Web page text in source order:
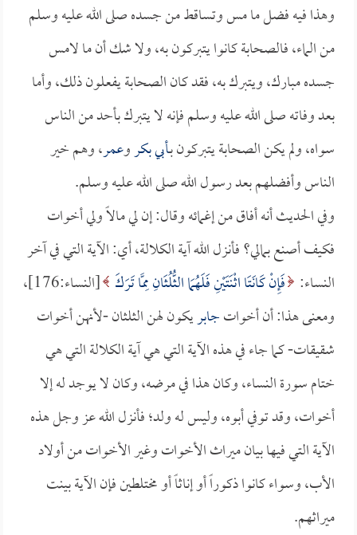
وهذا فيه فضل ما مس وتساقط من جسده صلى الله عليه وسلم
من الماء، فالصحابة كانوا يتبركون به، ولا شك أن ما لامس
جسده مبارك، ويتبرك به، فقد كان الصحابة يفعلون ذلك، وأما
بعد وفاته صلى الله عليه وسلم فإنه لا يتبرك بأحد من الناس
سواه، ولم يكن الصحابة يتبركون بـأبي بكروعمر، وهم خير
الناس وأفضلهم بعد رسول الله صلى الله عليه وسلم.
وفي الحديث أنه أفاق من إغمائه وقال: إن لي مالاً ولي أخوات
فكيف أصنع بمالي؟ فأنزل الله آية الكلالة، أي: الآية التي في آخر
النساء: فَإِنْ كَانَتَا اثْنَتَيْنِ فَلَهُمَا الثُّلُثَانِ مِمَّا تَرَكَ
[النساء:176]،
ومعنى هذا: أن أخواتجابريكون لهن الثلثان -لأنهن أخوات
شقيقات- كما جاء في هذه الآية التي هي آية الكلالة التي هي
ختام سورة النساء، وكان هذا في مرضه، وكان لا يوجد له إلا
أخوات، وقد توفي أبوه، وليس له ولد؛ فأنزل الله عز وجل هذه
الآية التي فيها بيان ميراث الأخوات وغير الأخوات من أولاد
الأب، وسواء كانوا ذكوراً أو إناثاً أو مختلطين فإن الآية بينت
ميراثهم.